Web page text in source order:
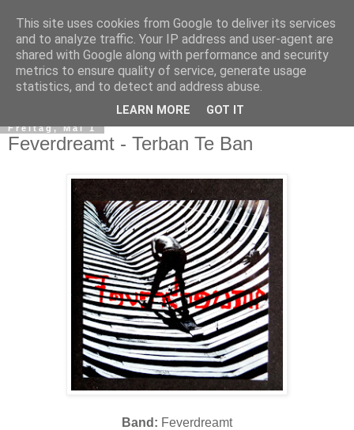
Freitag, Mai 1
Feverdreamt - Terban Te Ban
Band: Feverdreamt
This site uses cookies from Google to deliver its services
and to analyze traffic. Your IP address and user-agent are
shared with Google along with performance and security
metrics to ensure quality of service, generate usage
statistics, and to detect and address abuse.
LEARN MORE GOT IT